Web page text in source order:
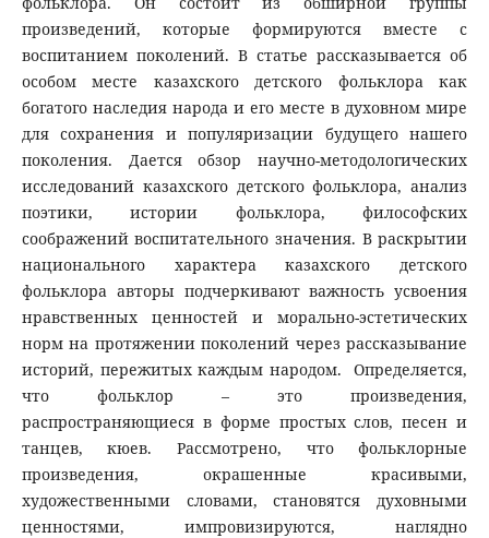
произведений, которые формируются вместе с
воспитанием поколений. В статье рассказывается об
особом месте казахского детского фольклора как
богатого наследия народа и его месте в духовном мире
для сохранения и популяризации будущего нашего
поколения. Дается обзор научно-методологических
исследований казахского детского фольклора, анализ
поэтики, истории фольклора, философских
соображений воспитательного значения. В раскрытии
национального характера казахского детского
фольклора авторы подчеркивают важность усвоения
нравственных ценностей и морально-эстетических
норм на протяжении поколений через рассказывание
историй, пережитых каждым народом. Определяется,
что фольклор – это произведения,
распространяющиеся в форме простых слов, песен и
танцев, кюев. Рассмотрено, что фольклорные
произведения, окрашенные красивыми,
художественными словами, становятся духовными
ценностями, импровизируются, наглядно